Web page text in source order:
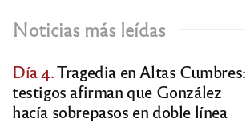
Noticias más leídas
Día 4.Tragedia en Altas Cumbres:
testigos afirman que González
hacía sobrepasos en doble línea